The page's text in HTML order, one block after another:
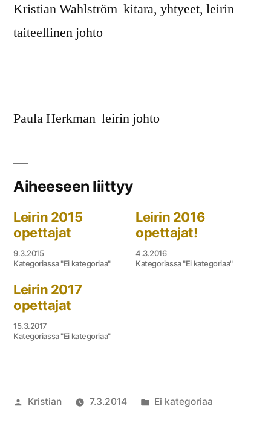
Kristian Wahlström kitara, yhtyeet, leirin
taiteellinen johto
Paula Herkman leirin johto
Aiheeseen liittyy
Leirin 2015
opettajat
9.3.2015
Kategoriassa "Ei kategoriaa"
Leirin 2016
opettajat!
4.3.2016
Kategoriassa "Ei kategoriaa"
Leirin 2017
opettajat
15.3.2017
Kategoriassa "Ei kategoriaa"
Artikkelin
Kristian 7.3.2014
Julkaistu
Ei kategoriaa